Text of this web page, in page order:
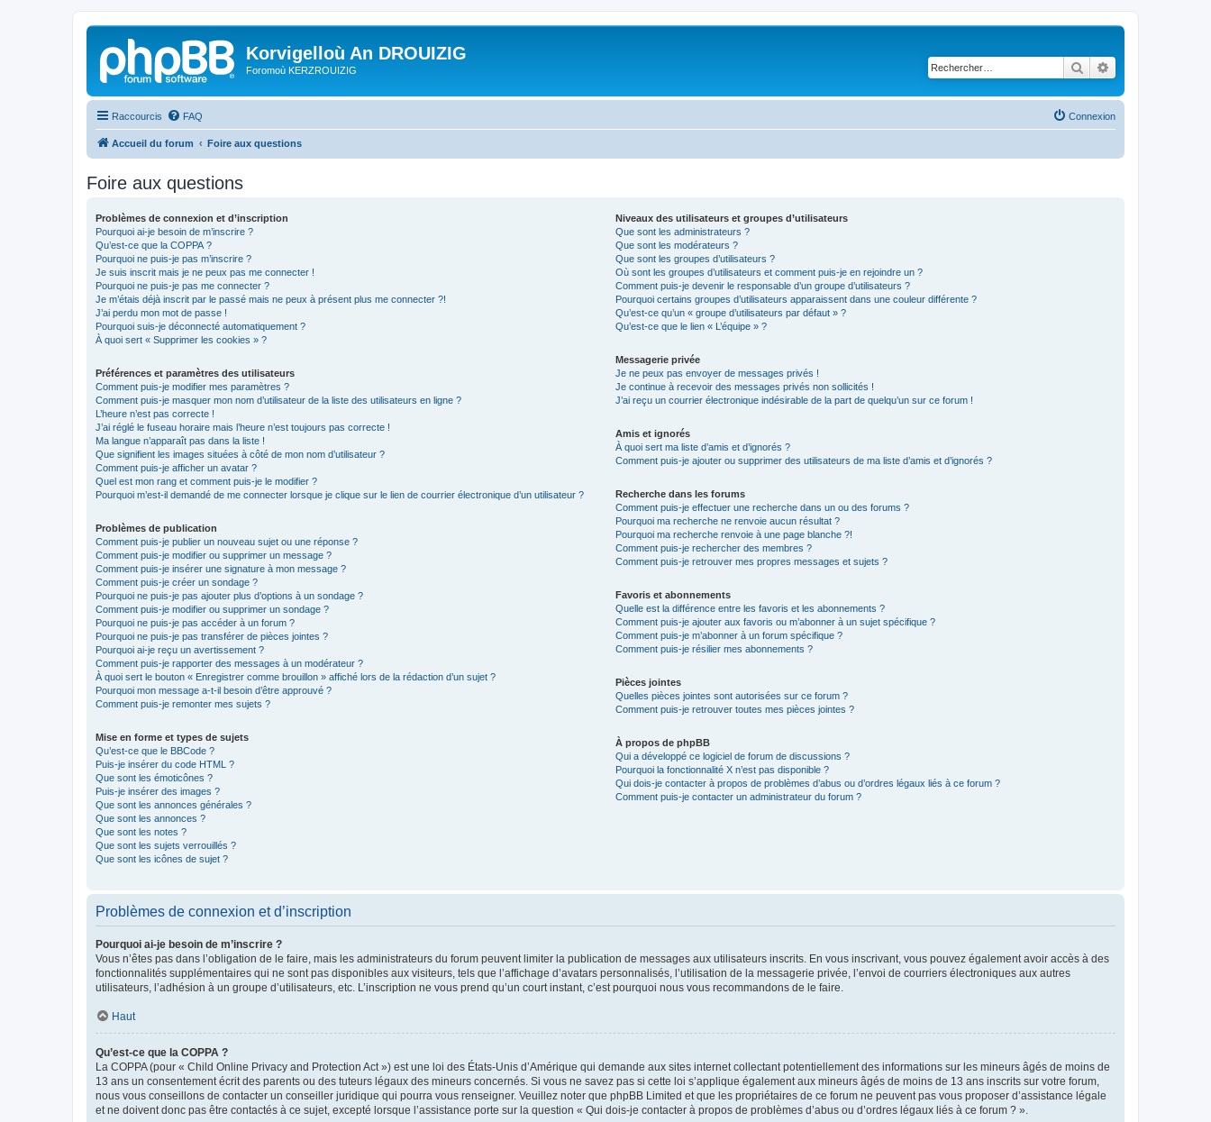
Korvigelloù An DROUIZIG
Foromoù KERZROUIZIG Rechercher
Raccourcis FAQ Connexion
Accueil du forum Foire aux questions
Foire aux questions
Problèmes de connexion et d’inscription
Pourquoi ai-je besoin de m’inscrire ?
Qu’est-ce que la COPPA ?
Pourquoi ne puis-je pas m’inscrire ?
Je suis inscrit mais je ne peux pas me connecter !
Pourquoi ne puis-je pas me connecter ?
Je m’étais déjà inscrit par le passé mais ne peux à présent plus me connecter ?!
J’ai perdu mon mot de passe !
Pourquoi suis-je déconnecté automatiquement ?
À quoi sert « Supprimer les cookies » ?
Préférences et paramètres des utilisateurs
Comment puis-je modifier mes paramètres ?
Comment puis-je masquer mon nom d’utilisateur de la liste des utilisateurs en ligne ?
L’heure n’est pas correcte !
J’ai réglé le fuseau horaire mais l’heure n’est toujours pas correcte !
Ma langue n’apparaît pas dans la liste !
Que signifient les images situées à côté de mon nom d’utilisateur ?
Comment puis-je afficher un avatar ?
Quel est mon rang et comment puis-je le modifier ?
Pourquoi m’est-il demandé de me connecter lorsque je clique sur le lien de courrier électronique d’un utilisateur ?
Problèmes de publication
Comment puis-je publier un nouveau sujet ou une réponse ?
Comment puis-je modifier ou supprimer un message ?
Comment puis-je insérer une signature à mon message ?
Comment puis-je créer un sondage ?
Pourquoi ne puis-je pas ajouter plus d’options à un sondage ?
Comment puis-je modifier ou supprimer un sondage ?
Pourquoi ne puis-je pas accéder à un forum ?
Pourquoi ne puis-je pas transférer de pièces jointes ?
Pourquoi ai-je reçu un avertissement ?
Comment puis-je rapporter des messages à un modérateur ?
À quoi sert le bouton « Enregistrer comme brouillon » affiché lors de la rédaction d’un sujet ?
Pourquoi mon message a-t-il besoin d’être approuvé ?
Comment puis-je remonter mes sujets ?
Mise en forme et types de sujets
Qu’est-ce que le BBCode ?
Puis-je insérer du code HTML ?
Que sont les émoticônes ?
Puis-je insérer des images ?
Que sont les annonces générales ?
Que sont les annonces ?
Que sont les notes ?
Que sont les sujets verrouillés ?
Que sont les icônes de sujet ?
Niveaux des utilisateurs et groupes d’utilisateurs
Que sont les administrateurs ?
Que sont les modérateurs ?
Que sont les groupes d’utilisateurs ?
Où sont les groupes d’utilisateurs et comment puis-je en rejoindre un ?
Comment puis-je devenir le responsable d’un groupe d’utilisateurs ?
Pourquoi certains groupes d’utilisateurs apparaissent dans une couleur différente ?
Qu’est-ce qu’un « groupe d’utilisateurs par défaut » ?
Qu’est-ce que le lien « L’équipe » ?
Messagerie privée
Je ne peux pas envoyer de messages privés !
Je continue à recevoir des messages privés non sollicités !
J’ai reçu un courrier électronique indésirable de la part de quelqu’un sur ce forum !
Amis et ignorés
À quoi sert ma liste d’amis et d’ignorés ?
Comment puis-je ajouter ou supprimer des utilisateurs de ma liste d’amis et d’ignorés ?
Recherche dans les forums
Comment puis-je effectuer une recherche dans un ou des forums ?
Pourquoi ma recherche ne renvoie aucun résultat ?
Pourquoi ma recherche renvoie à une page blanche ?!
Comment puis-je rechercher des membres ?
Comment puis-je retrouver mes propres messages et sujets ?
Favoris et abonnements
Quelle est la différence entre les favoris et les abonnements ?
Comment puis-je ajouter aux favoris ou m’abonner à un sujet spécifique ?
Comment puis-je m’abonner à un forum spécifique ?
Comment puis-je résilier mes abonnements ?
Pièces jointes
Quelles pièces jointes sont autorisées sur ce forum ?
Comment puis-je retrouver toutes mes pièces jointes ?
À propos de phpBB
Qui a développé ce logiciel de forum de discussions ?
Pourquoi la fonctionnalité X n’est pas disponible ?
Qui dois-je contacter à propos de problèmes d’abus ou d’ordres légaux liés à ce forum ?
Comment puis-je contacter un administrateur du forum ?
Problèmes de connexion et d’inscription
Pourquoi ai-je besoin de m’inscrire ?
Vous n’êtes pas dans l’obligation de le faire, mais les administrateurs du forum peuvent limiter la publication de messages aux utilisateurs inscrits. En vous inscrivant, vous pouvez également avoir accès à des
fonctionnalités supplémentaires qui ne sont pas disponibles aux visiteurs, tels que l’affichage d’avatars personnalisés, l’utilisation de la messagerie privée, l’envoi de courriers électroniques aux autres
utilisateurs, l’adhésion à un groupe d’utilisateurs, etc. L’inscription ne vous prend qu’un court instant, c’est pourquoi nous vous recommandons de le faire.
Haut
Qu’est-ce que la COPPA ?
La COPPA (pour « Child Online Privacy and Protection Act ») est une loi des États-Unis d’Amérique qui demande aux sites internet collectant potentiellement des informations sur les mineurs âgés de moins de
13 ans un consentement écrit des parents ou des tuteurs légaux des mineurs concernés. Si vous ne savez pas si cette loi s’applique également aux mineurs âgés de moins de 13 ans inscrits sur votre forum,
nous vous conseillons de contacter un conseiller juridique qui pourra vous renseigner. Veuillez noter que phpBB Limited et que les propriétaires de ce forum ne peuvent pas vous proposer d’assistance légale
et ne doivent donc pas être contactés à ce sujet, excepté lorsque l’assistance porte sur la question « Qui dois-je contacter à propos de problèmes d’abus ou d’ordres légaux liés à ce forum ? ».